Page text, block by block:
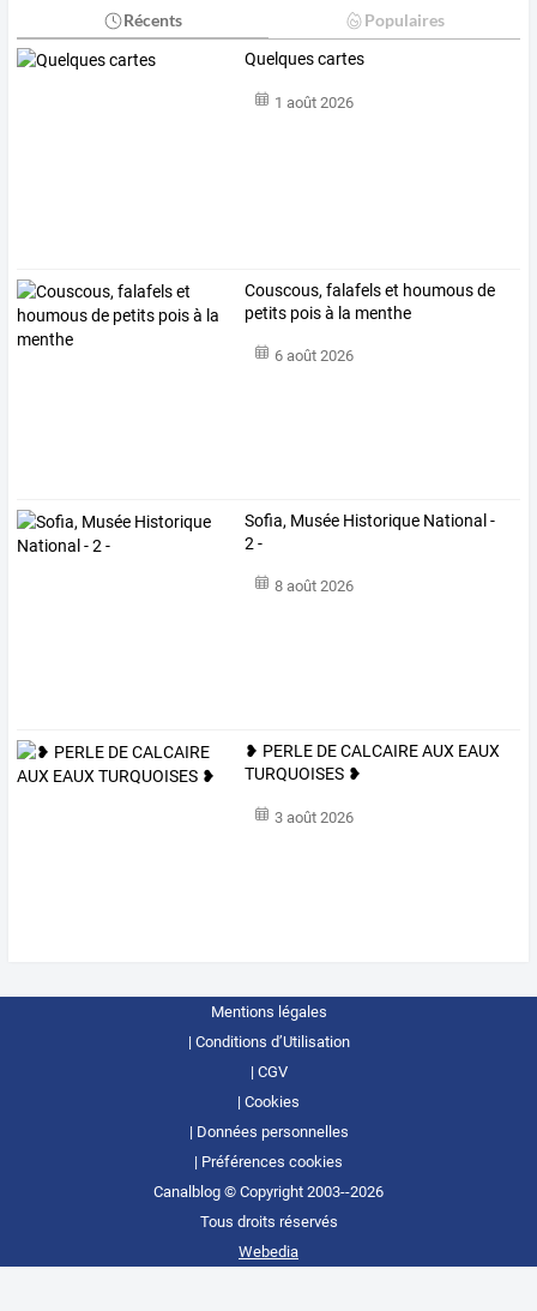
Récents Populaires
Quelques cartes
1 août 2026
Couscous, falafels et houmous de
petits pois à la menthe
6 août 2026
Sofia, Musée Historique National -
2 -
8 août 2026
❥ PERLE DE CALCAIRE AUX EAUX
TURQUOISES ❥
3 août 2026
Mentions légales
Conditions d’Utilisation
CGV
Cookies
Données personnelles
Préférences cookies
Canalblog © Copyright 2003--2026
Tous droits réservés
Webedia